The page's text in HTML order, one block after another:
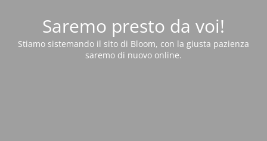
Saremo presto da voi!
Stiamo sistemando il sito di Bloom, con la giusta pazienza
saremo di nuovo online.